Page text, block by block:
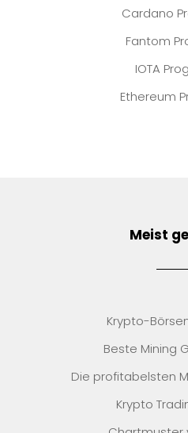
Cardano
Fantom
IOTA
Ethereum
Meist
Krypto-
Beste Mining
Die profitabelsten
Krypto